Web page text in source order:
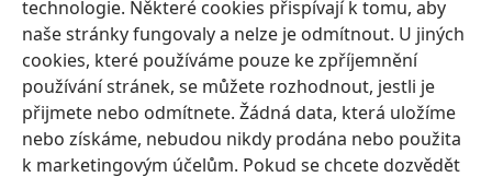
technologie. Některé cookies přispívají k tomu, aby
naše stránky fungovaly a nelze je odmítnout. U jiných
cookies, které používáme pouze ke zpříjemnění
používání stránek, se můžete rozhodnout, jestli je
přijmete nebo odmítnete. Žádná data, která uložíme
nebo získáme, nebudou nikdy prodána nebo použita
k marketingovým účelům. Pokud se chcete dozvědět
nové
okno)JW Hub®
(otevřeno
nové
okno)JW Library ®
Watchtower Library